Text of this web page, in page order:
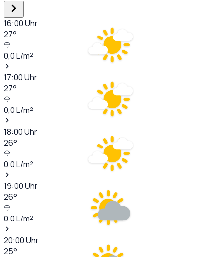
16:00Uhr
27°
0,0L/m²
17:00Uhr
27°
0,0L/m²
18:00Uhr
26°
0,0L/m²
19:00Uhr
26°
0,0L/m²
20:00Uhr
25°